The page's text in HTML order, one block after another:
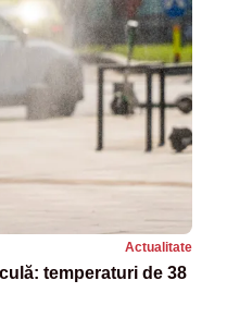
Actualitate
temperaturi de 38